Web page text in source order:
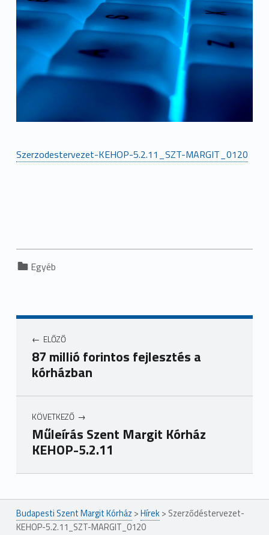
Szerzodestervezet-KEHOP-5.2.11_SZT-MARGIT_0120
Egyéb
ELŐZŐ
87 millió forintos fejlesztés a
kórházban
KÖVETKEZŐ
Műleírás Szent Margit Kórház
KEHOP-5.2.11
Ugrás a főmenühöz
Budapesti Szent Margit Kórház >Hírek> Szerződéstervezet-
KEHOP-5.2.11_SZT-MARGIT_0120